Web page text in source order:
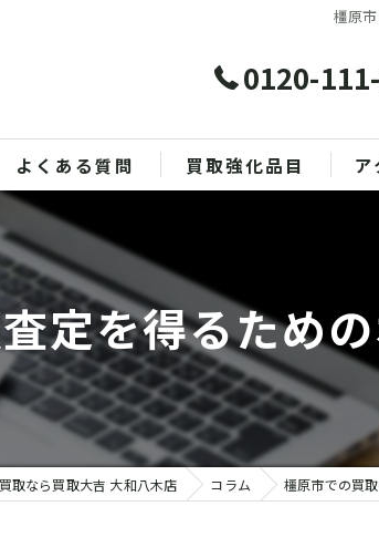
橿原
0120-
よくある質問 買取強化品目
ブランド品
貴金属
時計
金
ア
定を得るため
取なら買取大吉 大和八木店 コラム 橿原市での買